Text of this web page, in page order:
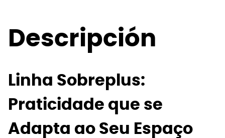
Descripción
Linha Sobreplus:
Praticidade que se
Adapta ao Seu Espaço